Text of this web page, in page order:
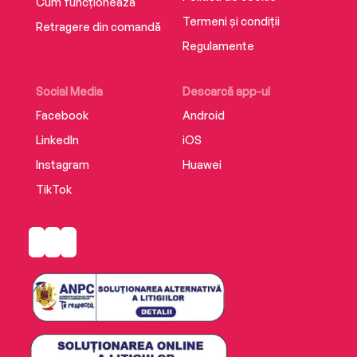
bonus.“ – Cressida McLaughlin
Traducere de Oana Dușmănescu
Retragere din comandă
Social Media
Facebook
LinkedIn
Instagram
TikTok
Descarcă app-ul
Android
iOS
Huawei
Termeni și condiții
Regulamente